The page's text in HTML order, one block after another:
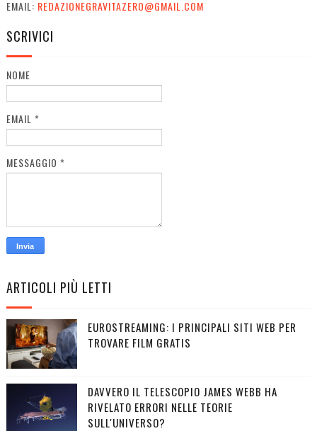
EMAIL: REDAZIONEGRAVITAZERO@GMAIL.COM
SCRIVICI
NOME
EMAIL *
MESSAGGIO *
ARTICOLI PIÙ LETTI
EUROSTREAMING: I PRINCIPALI SITI WEB PER
TROVARE FILM GRATIS
DAVVERO IL TELESCOPIO JAMES WEBB HA
RIVELATO ERRORI NELLE TEORIE
SULL'UNIVERSO?